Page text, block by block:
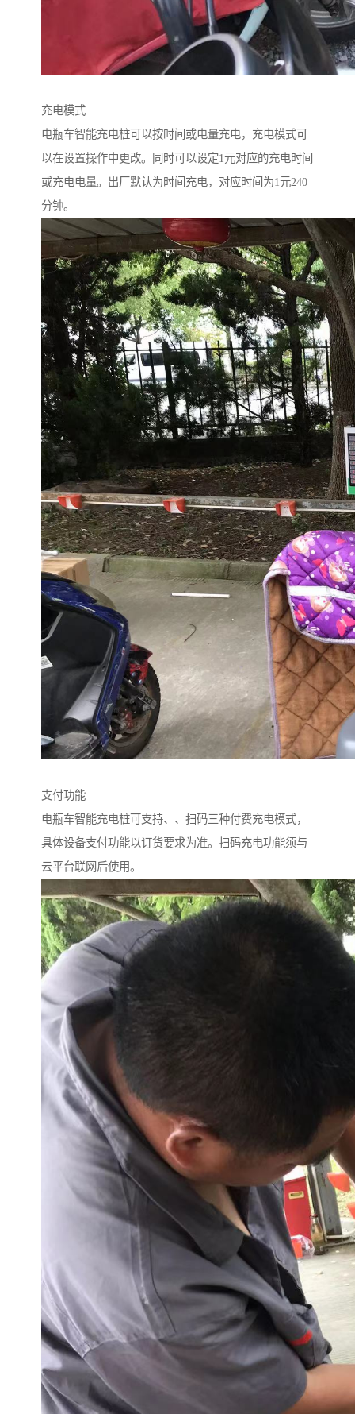
充电模式
电瓶车智能充电桩可以按时间或电量充电，充电模式可
以在设置操作中更改。同时可以设定1元对应的充电时间
或充电电量。出厂默认为时间充电，对应时间为1元240
分钟。
支付功能
电瓶车智能充电桩可支持、、扫码三种付费充电模式，
具体设备支付功能以订货要求为准。扫码充电功能须与
云平台联网后使用。